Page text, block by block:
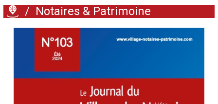
/ Notaires & Patrimoine